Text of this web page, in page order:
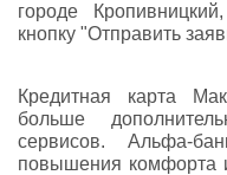
городе
кнопку "Отправить
Кредитная карта
больше
сервисов. Альфа-
повышения комфорта